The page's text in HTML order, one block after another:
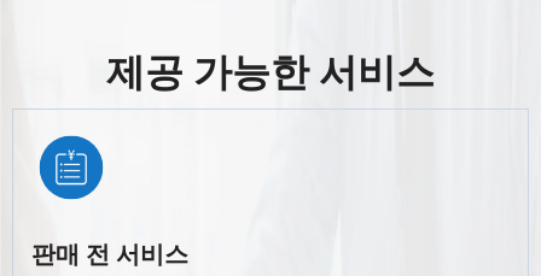
제공 가능한 서비스
판매 전 서비스